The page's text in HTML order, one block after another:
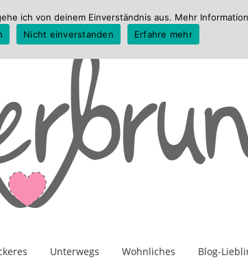
Unterwegs Wohnliches Blog-
ich von deinem Einverständnis aus. Mehr
Nicht einverstanden Erfahre mehr